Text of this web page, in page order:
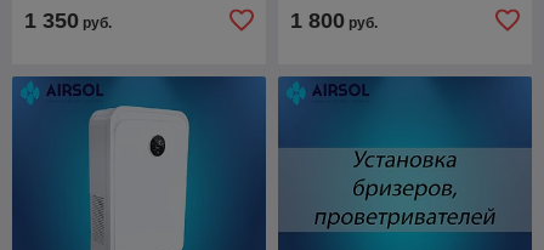
1 350 руб. 1 800 руб.